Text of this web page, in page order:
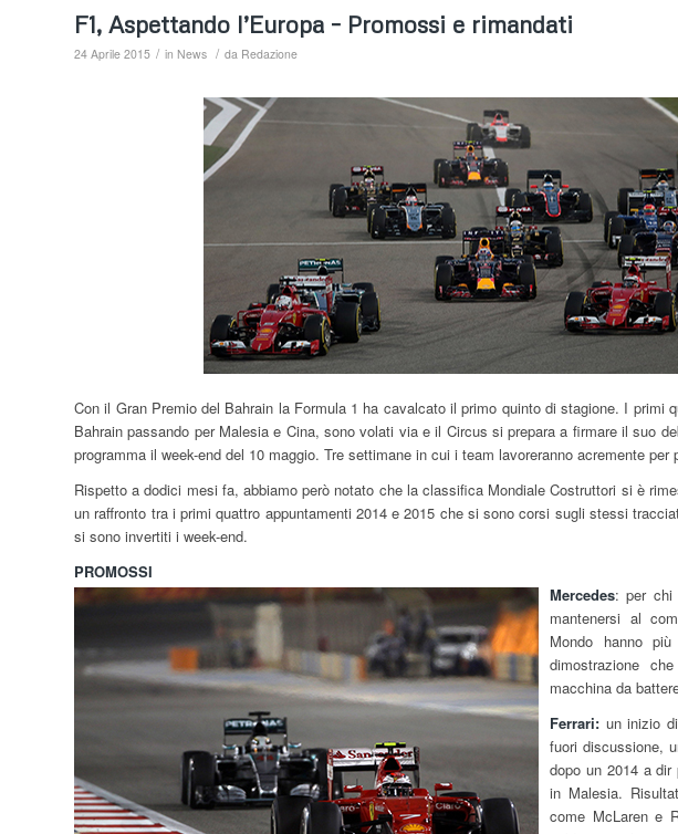
F1, Aspettando l’Europa – Promossi e rimandati
24 Aprile 2015 / in News / da Redazione
Con il Gran Premio del Bahrain la Formula 1 ha cavalcato il primo quinto di stagione. I primi
Bahrain passando per Malesia e Cina, sono volati via e il Circus si prepara a firmare il suo
programma il week-end del 10 maggio. Tre settimane in cui i team lavoreranno acremente
Rispetto a dodici mesi fa, abbiamo però notato che la classifica Mondiale Costruttori si è
un raffronto tra i primi quattro appuntamenti 2014 e 2015 che si sono corsi sugli stessi
si sono invertiti i week-end.
PROMOSSI
Mercedes: per chi
mantenersi al
Mondo hanno
dimostrazione
macchina da
Ferrari: un inizio
fuori discussione,
dopo un 2014 a
in Malesia.
come McLaren e